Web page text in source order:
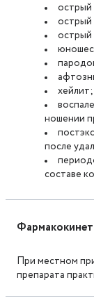
острый
острый
острый
хейлит;
ношении
после
составе
При местном
препарата